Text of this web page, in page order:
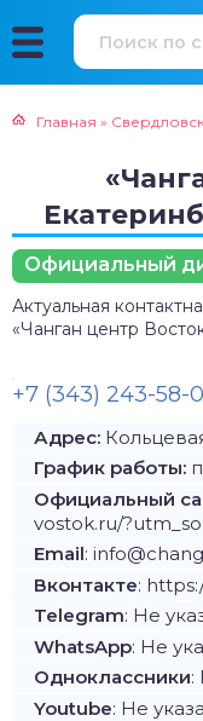
Главная »
Официальный
Актуальная
«Чанган центр
+7 (343) 243-58-
Адрес:
График работы:
Официальный
vostok.ru/
Email:
Вконтакте:
Telegram: Не
WhatsApp: Не
Одноклассники:
Youtube: Не